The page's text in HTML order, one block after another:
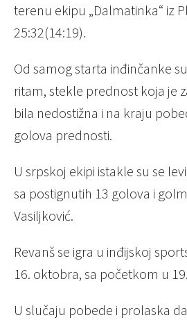
terenu ekipu „Dalmatinka“ iz
25:32(14:19).
Od samog starta inđinčanke
ritam, stekle prednost koja je
bila nedostižna i na kraju
golova prednosti.
U srpskoj ekipi istakle su se
sa postignutih 13 golova i
Vasiljković.
Revanš se igra u inđijskoj
16. oktobra, sa početkom u
U slučaju pobede i prolaska